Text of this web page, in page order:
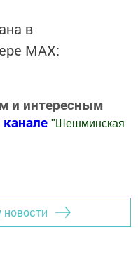
в
MАХ:
и интересным
" Шешминская
новости